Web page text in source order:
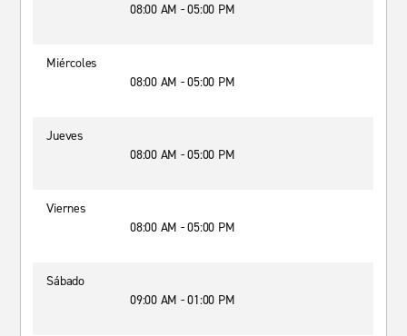
08:00 AM - 05:00 PM
Miércoles
08:00 AM - 05:00 PM
Jueves
08:00 AM - 05:00 PM
Viernes
08:00 AM - 05:00 PM
Sábado
09:00 AM - 01:00 PM